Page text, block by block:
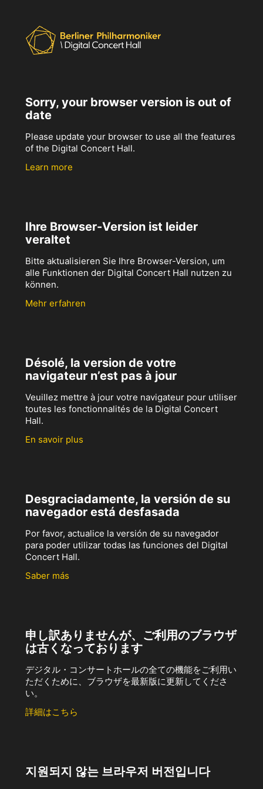
Sorry, your browser version is out of
date
Please update your browser to use all the features
of the Digital Concert Hall.
Learn more
Ihre Browser-Version ist leider
veraltet
Bitte aktualisieren Sie Ihre Browser-Version, um
alle Funktionen der Digital Concert Hall nutzen zu
können.
Mehr erfahren
Désolé, la version de votre
navigateur n’est pas à jour
Veuillez mettre à jour votre navigateur pour utiliser
toutes les fonctionnalités de la Digital Concert
Hall.
En savoir plus
Desgraciadamente, la versión de su
navegador está desfasada
Por favor, actualice la versión de su navegador
para poder utilizar todas las funciones del Digital
Concert Hall.
Saber más
申し訳ありませんが、ご利用のブラウザ
は古くなっております
デジタル・コンサートホールの全ての機能をご利用い
ただくために、ブラウザを最新版に更新してくださ
い。
詳細はこちら
지원되지 않는 브라우저 버전입니다